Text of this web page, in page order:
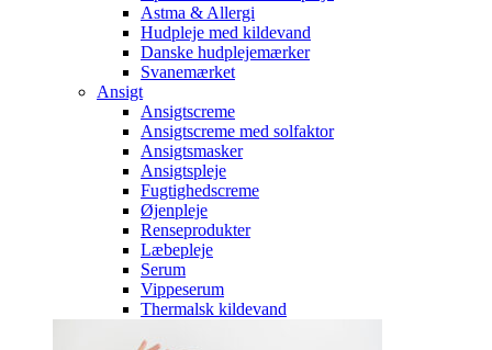
Astma & Allergi
Hudpleje med kildevand
Danske hudplejemærker
Svanemærket
Ansigt
Ansigtscreme
Ansigtscreme med solfaktor
Ansigtsmasker
Ansigtspleje
Fugtighedscreme
Øjenpleje
Renseprodukter
Læbepleje
Serum
Vippeserum
Thermalsk kildevand